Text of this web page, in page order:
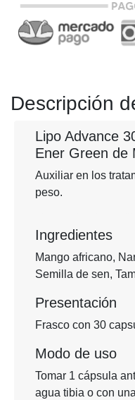
Anterior
Descripción
Lipo Advance
Ener Green de
Auxiliar en los
peso.
Ingredientes
Mango africano,
Semilla de sen,
Presentación
Frasco con 30
Modo de uso
Tomar 1 cápsula
agua tibia o con